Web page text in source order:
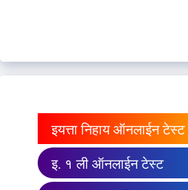
इयत्ता निहाय ऑनलाईन टेस्ट
इ. १ ली ऑनलाईन टेस्ट